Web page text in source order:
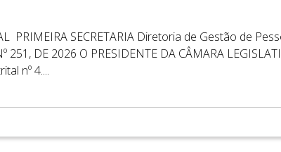
​PRIMEIRA SECRETARIA Diretoria de Gestão de
251, DE 2026 O PRESIDENTE DA CÂMARA
nº 4....